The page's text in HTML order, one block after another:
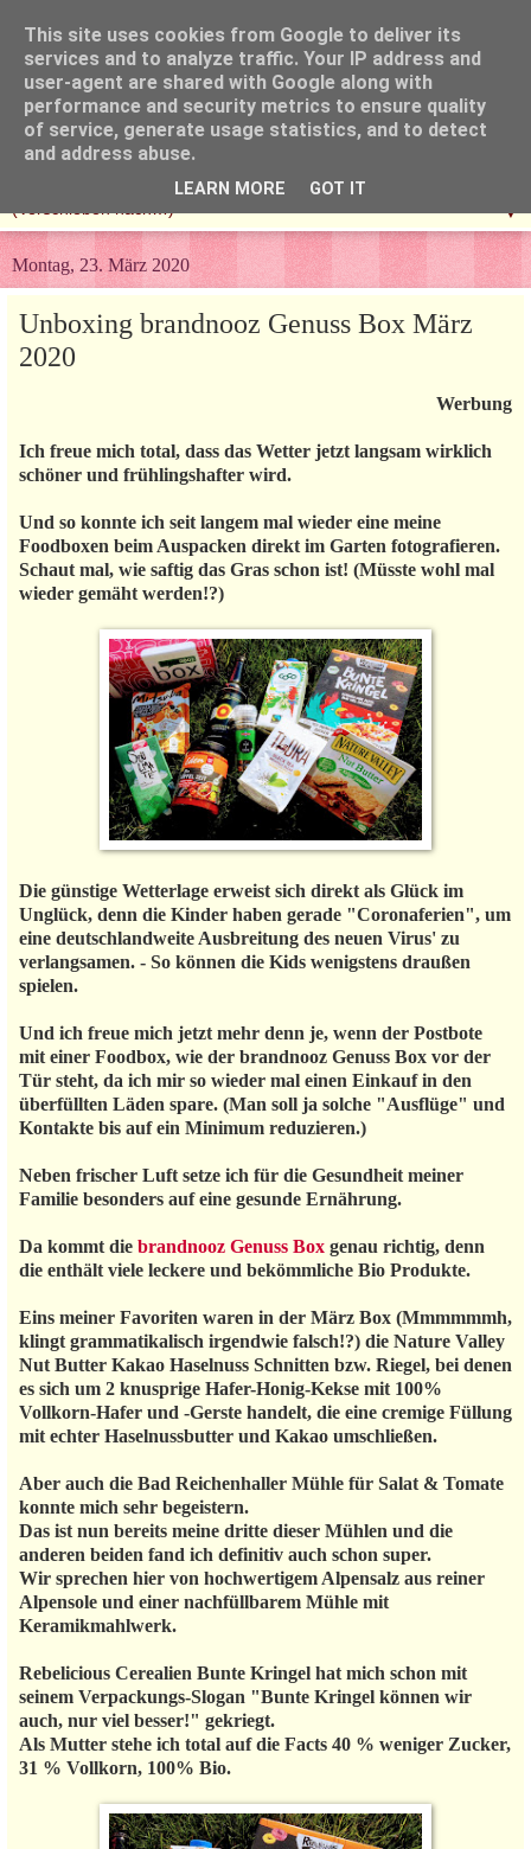
▼
Montag, 23. März 2020
Unboxing brandnooz Genuss Box März
2020
Werbung
Ich freue mich total, dass das Wetter jetzt langsam wirklich
schöner und frühlingshafter wird.
Und so konnte ich seit langem mal wieder eine meine
Foodboxen beim Auspacken direkt im Garten fotografieren.
Schaut mal, wie saftig das Gras schon ist! (Müsste wohl mal
wieder gemäht werden!?)
Die günstige Wetterlage erweist sich direkt als Glück im
Unglück, denn die Kinder haben gerade "Coronaferien", um
eine deutschlandweite Ausbreitung des neuen Virus' zu
verlangsamen. - So können die Kids wenigstens draußen
spielen.
Und ich freue mich jetzt mehr denn je, wenn der Postbote
mit einer Foodbox, wie der brandnooz Genuss Box vor der
Tür steht, da ich mir so wieder mal einen Einkauf in den
überfüllten Läden spare. (Man soll ja solche "Ausflüge" und
Kontakte bis auf ein Minimum reduzieren.)
Neben frischer Luft setze ich für die Gesundheit meiner
Familie besonders auf eine gesunde Ernährung.
Da kommt die brandnooz Genuss Box genau richtig, denn
die enthält viele leckere und bekömmliche Bio Produkte.
Eins meiner Favoriten waren in der März Box (Mmmmmmh,
klingt grammatikalisch irgendwie falsch!?) die Nature Valley
Nut Butter Kakao Haselnuss Schnitten bzw. Riegel, bei denen
es sich um 2 knusprige Hafer-Honig-Kekse mit 100%
Vollkorn-Hafer und -Gerste handelt, die eine cremige Füllung
mit echter Haselnussbutter und Kakao umschließen.
Aber auch die Bad Reichenhaller Mühle für Salat & Tomate
konnte mich sehr begeistern.
Das ist nun bereits meine dritte dieser Mühlen und die
anderen beiden fand ich definitiv auch schon super.
Wir sprechen hier von hochwertigem Alpensalz aus reiner
Alpensole und einer nachfüllbarem Mühle mit
Keramikmahlwerk.
Rebelicious Cerealien Bunte Kringel hat mich schon mit
seinem Verpackungs-Slogan "Bunte Kringel können wir
auch, nur viel besser!" gekriegt.
Als Mutter stehe ich total auf die Facts 40 % weniger Zucker,
31 % Vollkorn, 100% Bio.
This site uses cookies from Google to deliver its
services and to analyze traffic. Your IP address and
user-agent are shared with Google along with
performance and security metrics to ensure quality
of service, generate usage statistics, and to detect
and address abuse.
LEARN MORE GOT IT